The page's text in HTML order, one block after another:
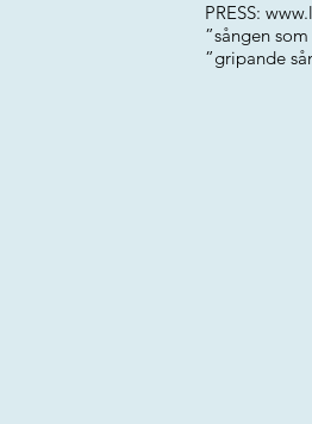
PRESS:
”sången
”gripande